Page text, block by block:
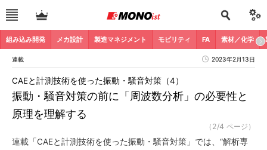
組み込み開発 メカ設計 製造マネジメント モビリティ FA 素材／化学
連載 2023年2月13日
振動・騒音対策の前に「周波数分析」の必要性と
原理を理解する
CAEと計測技術を使った振動・騒音対策（4）
（2/4 ページ）
連載「CAEと計測技術を使った振動・騒音対策」では、“解析専